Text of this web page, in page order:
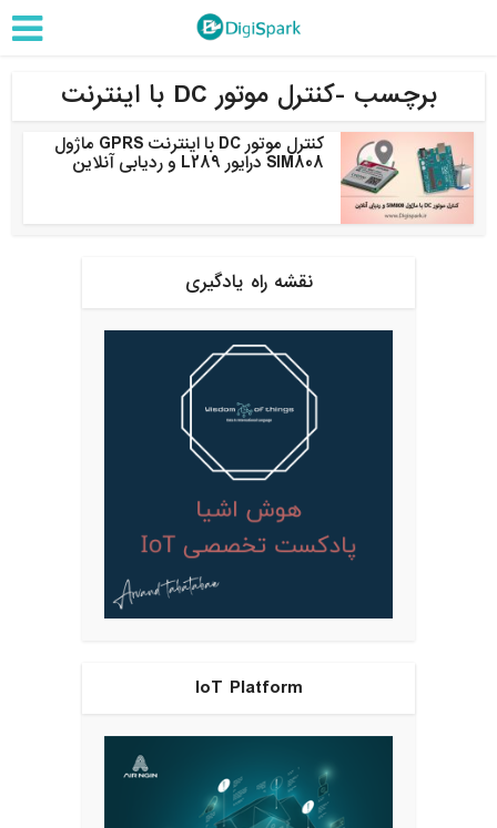
برچسب -کنترل موتور DC با اینترنت
کنترل موتور DC با اینترنت GPRS ماژول
SIM808 درایور L289 و ردیابی آنلاین
نقشه راه یادگیری
IoT Platform